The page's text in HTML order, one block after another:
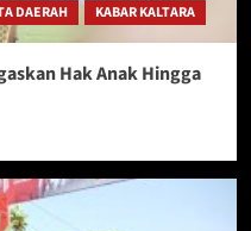
DAERAH KABAR KALTARA
Hak Anak Hingga